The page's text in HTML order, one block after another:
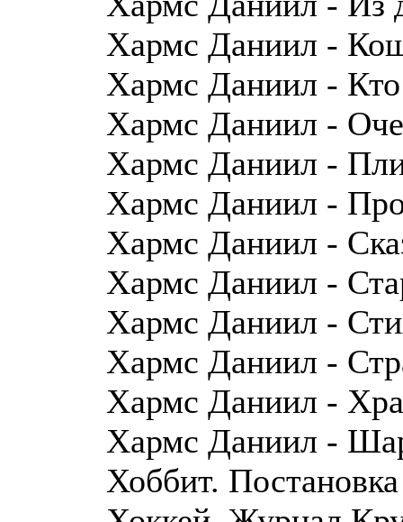
Хармс Даниил -
Хармс Даниил - Кто
Хармс Даниил -
Хармс Даниил -
Хармс Даниил -
Хармс Даниил -
Хармс Даниил -
Хармс Даниил -
Хармс Даниил -
Хармс Даниил -
Хармс Даниил -
Хоббит.